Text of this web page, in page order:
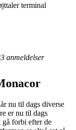
terminal
anmeldelser
nu til dags diverse
er nu til dags
gå forbi efter de